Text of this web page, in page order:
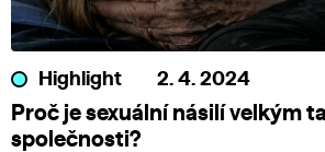
Highlight 2. 4. 2024
Proč je sexuální násilí velkým
společnosti?